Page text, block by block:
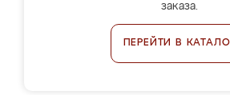
заказа.
ПЕРЕЙТИ В